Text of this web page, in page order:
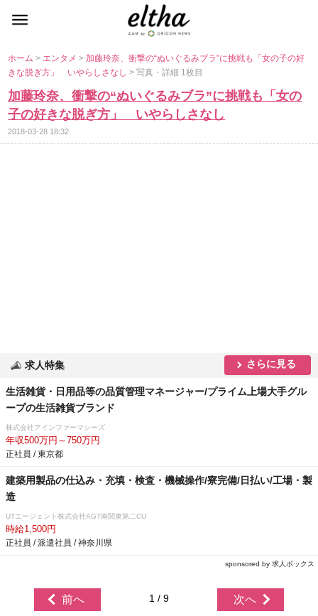
ホーム> エンタメ>加藤玲奈、衝撃の“ぬいぐるみブラ”に挑戦も「女の子の好
きな脱ぎ方」 いやらしさなし> 写真・詳細 1枚目
加藤玲奈、衝撃の“ぬいぐるみブラ”に挑戦も「女の
子の好きな脱ぎ方」 いやらしさなし
2018-03-28 18:32
求人特集 さらに見る
生活雑貨・日用品等の品質管理マネージャー/プライム上場大手グル
ープの生活雑貨ブランド
株式会社アインファーマシーズ
年収500万円～750万円
正社員 / 東京都
建築用製品の仕込み・充填・検査・機械操作/寮完備/日払い/工場・製
造
UTエージェント株式会社AGT南関東第二CU
時給1,500円
正社員 / 派遣社員 / 神奈川県
sponsored by 求人ボックス
前へ 1 / 9 次へ